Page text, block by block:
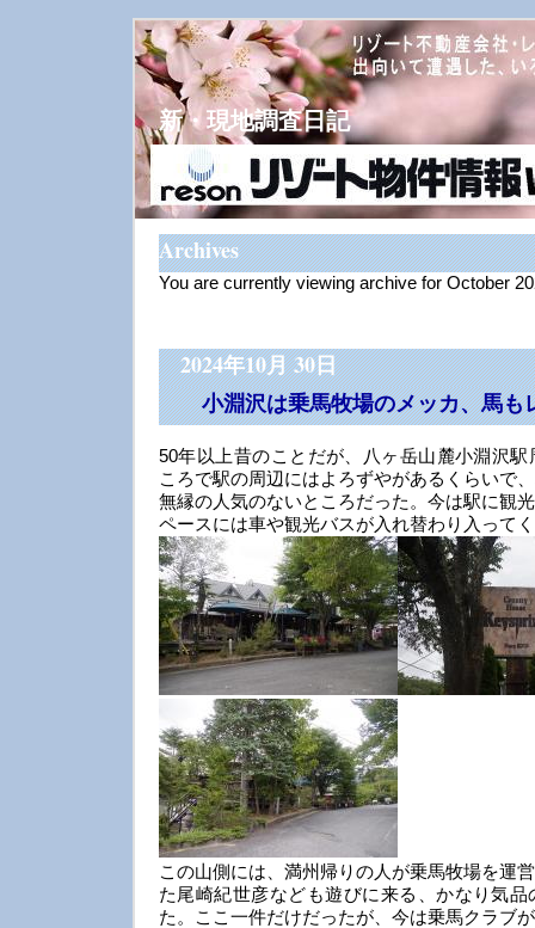
新・現地調査日記
Archives
You are currently viewing archive for October
2024年10月 30日
小淵沢は乗馬牧場のメッカ、馬も
50年以上昔のことだが、八ヶ岳山麓小淵沢
ころで駅の周辺にはよろずやがあるくらいで
無縁の人気のないところだった。今は駅に観
ペースには車や観光バスが入れ替わり入って
この山側には、満州帰りの人が乗馬牧場を運
た尾崎紀世彦なども遊びに来る、かなり気
た。ここ一件だけだったが、今は乗馬クラブ